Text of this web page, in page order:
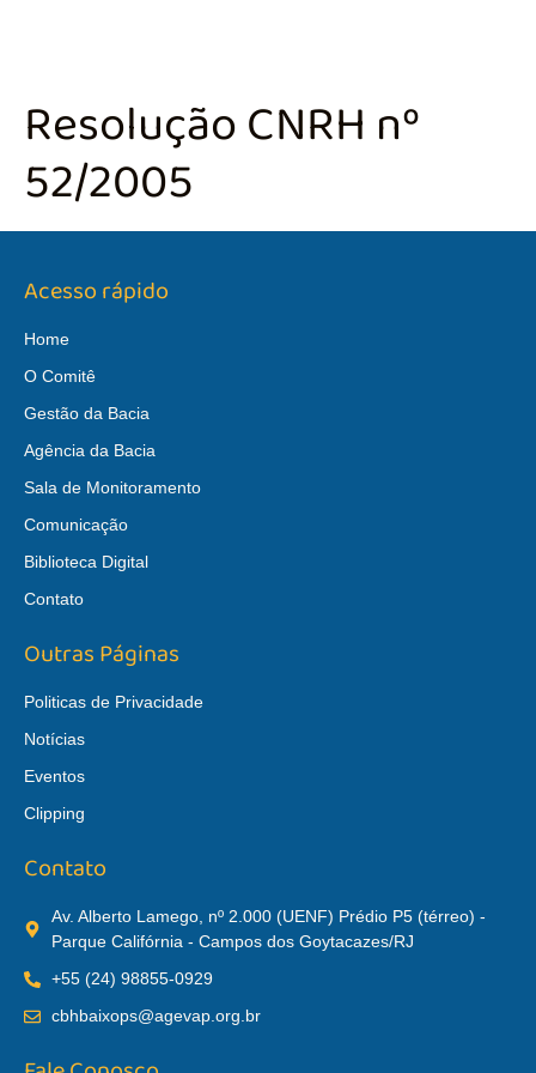
Resolução CNRH nº
52/2005
Acesso rápido
Home
O Comitê
Gestão da Bacia
Agência da Bacia
Sala de Monitoramento
Comunicação
Biblioteca Digital
Contato
Outras Páginas
Politicas de Privacidade
Notícias
Eventos
Clipping
Contato
Av. Alberto Lamego, nº 2.000 (UENF) Prédio P5 (térreo) -
Parque Califórnia - Campos dos Goytacazes/RJ
+55 (24) 98855-0929
cbhbaixops@agevap.org.br